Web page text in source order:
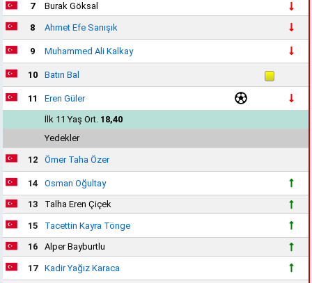
7
Burak Göksal
8 Ahmet Efe Sarıışık
9 Muhammed Ali Kalkay
10 Batın Bal
11
Eren Güler
İlk 11 Yaş Ort. 18,40
Yedekler
12 Ömer Taha Özer
14
Osman Oğultay
13
Talha Eren Çiçek
15
Tacettin Kayra Tönge
16
Alper Bayburtlu
17
Kadir Yağız Karaca